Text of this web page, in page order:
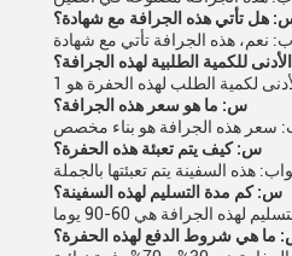
هل تأتي هذه الجرافة مع شهادة؟
للكمية الطلبية لهذه الجرافة؟
س: ما هو سعر هذه الجرافة؟
س: كيف يتم تعبئة هذه الحفرة؟
س: كم مدة التسليم لهذه السفينة؟
ما هي شروط الدفع لهذه الحفرة؟